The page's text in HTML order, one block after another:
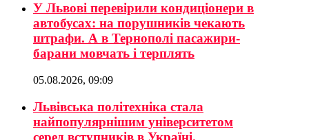
У Львові перевірили кондиціонери в
автобусах: на порушників чекають
штрафи. А в Тернополі пасажири-
барани мовчать і терплять
05.08.2026, 09:09
Львівська політехніка стала
найпопулярнішим університетом
серед вступників в Україні.